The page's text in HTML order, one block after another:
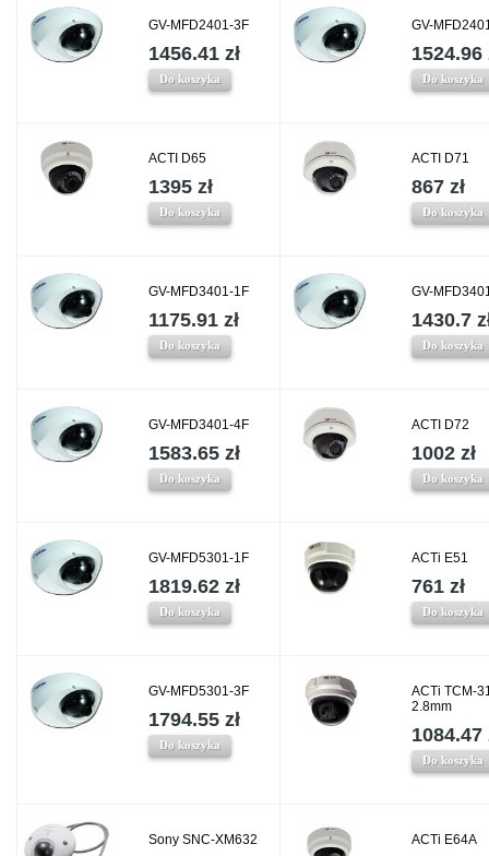
GV-MFD2401-3F
1456.41 zł
Do koszyka
GV-
1524.96
Do koszyka
ACTI D65
1395 zł
Do koszyka
ACTI D71
867 zł
Do koszyka
GV-MFD3401-1F
1175.91 zł
Do koszyka
GV-
1430.7
Do koszyka
GV-MFD3401-4F
1583.65 zł
Do koszyka
ACTI D72
1002 zł
Do koszyka
GV-MFD5301-1F
1819.62 zł
Do koszyka
ACTi E51
761 zł
Do koszyka
GV-MFD5301-3F
1794.55 zł
Do koszyka
ACTi TCM-
2.8mm
1084.47
Do koszyka
Sony SNC-XM632 ACTi E64A